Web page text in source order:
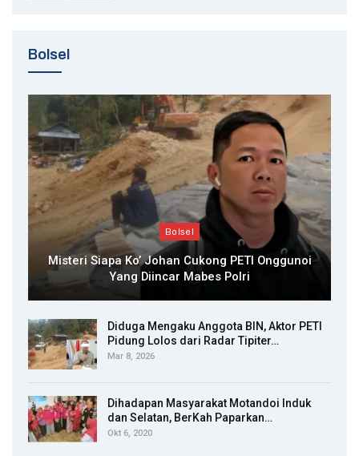
Bolsel
Bolsel
Misteri Siapa Ko’ Johan Cukong PETI Onggunoi
Yang Diincar Mabes Polri
Diduga Mengaku Anggota BIN, Aktor PETI
Pidung Lolos dari Radar Tipiter…
Mar 8, 2026
Dihadapan Masyarakat Motandoi Induk
dan Selatan, BerKah Paparkan…
Okt 6, 2020